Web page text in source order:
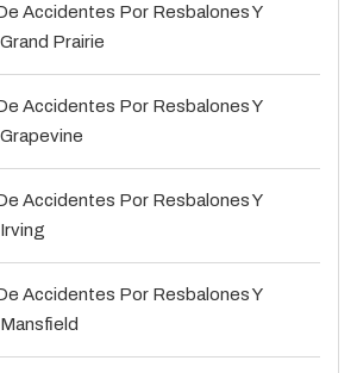
Accidentes Por Resbalones Y
Prairie
Accidentes Por Resbalones Y
Accidentes Por Resbalones Y
Accidentes Por Resbalones Y